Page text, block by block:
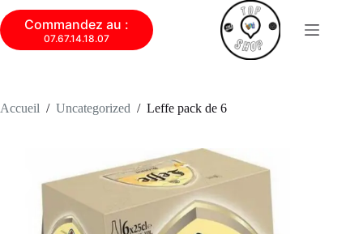
Commandez au :
07.67.14.18.07
Accueil / Uncategorized / Leffe pack de 6